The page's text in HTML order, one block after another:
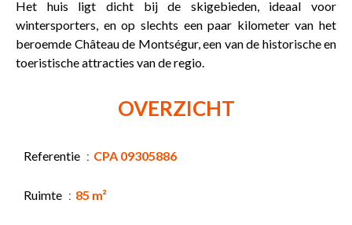
Het huis ligt dicht bij de skigebieden, ideaal voor
wintersporters, en op slechts een paar kilometer van het
beroemde Château de Montségur, een van de historische en
toeristische attracties van de regio.
OVERZICHT
Referentie CPA 09305886
Ruimte 85 m²